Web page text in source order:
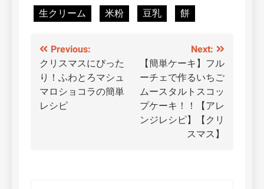
生クリーム
米粉 豆乳 餅
投
稿
ナ
ビ
Previous:
クリスマスにぴった
り！ふわとろマシュ
マロショコラの簡単
レシピ
Next:
【簡単ケーキ】フル
ーチェで作るいちご
ムースタルトスコッ
プケーキ！！【アレ
ンジレシピ】【クリ
スマス】